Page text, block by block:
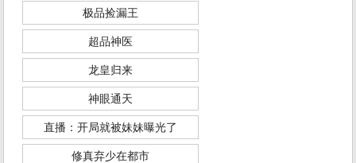
极品捡漏王
超品神医
龙皇归来
神眼通天
直播：开局就被妹妹曝光了
修真弃少在都市